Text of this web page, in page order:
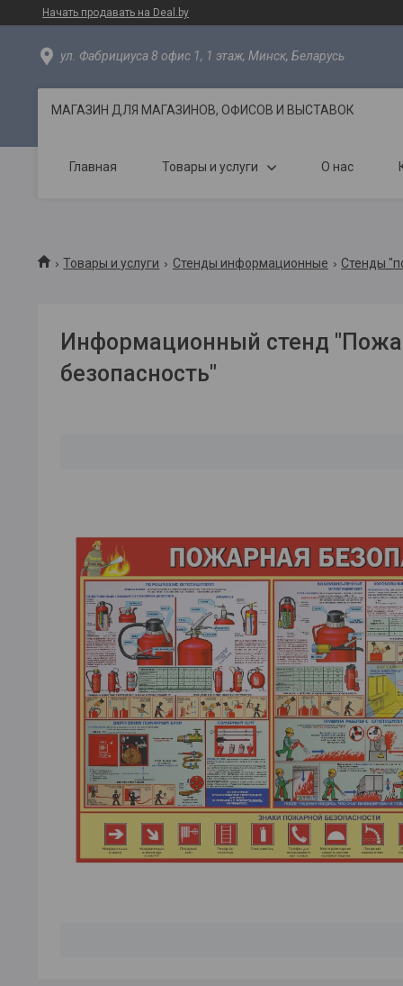
Начать продавать на Deal.by
ул. Фабрициуса 8 офис 1, 1 этаж, Минск, Беларусь
МАГАЗИН ДЛЯ МАГАЗИНОВ, ОФИСОВ И ВЫСТАВОК
Главная Товары и услуги О нас
Товары и услуги Стенды информационные Стенды
Информационный стенд
безопасность"